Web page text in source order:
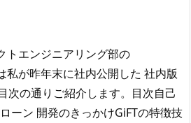
トエンジニアリング部の
私が昨年末に社内公開した 社内版
の通りご紹介します。 目次自己
ーン 開発のきっかけGiFTの特徴技